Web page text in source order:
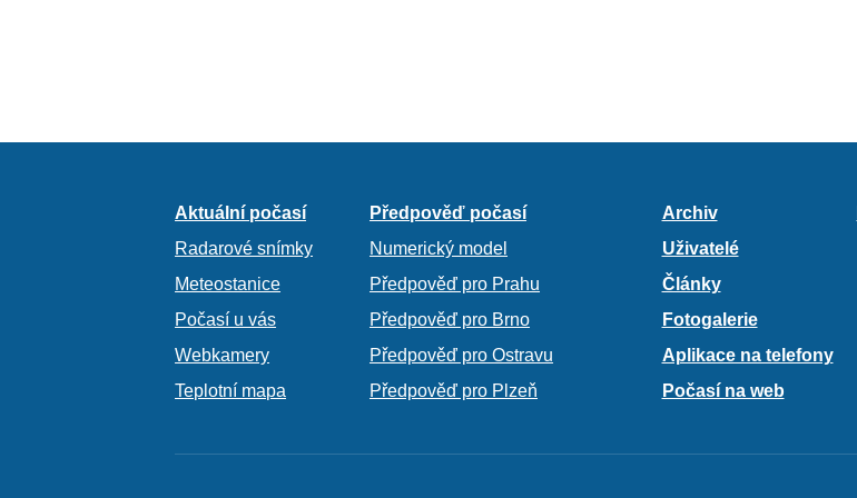
Aktuální počasí
Radarové snímky
Meteostanice
Počasí u vás
Webkamery
Teplotní mapa
Předpověď počasí
Numerický model
Předpověď pro Prahu
Předpověď pro Brno
Předpověď pro Ostravu
Předpověď pro Plzeň
Archiv
Uživatelé
Články
Fotogalerie
Aplikace na telefony
Počasí na web